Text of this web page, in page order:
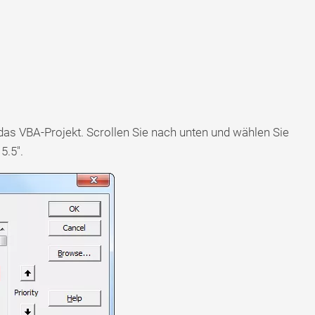
VBA-Projekt. Scrollen Sie nach unten und wählen Sie